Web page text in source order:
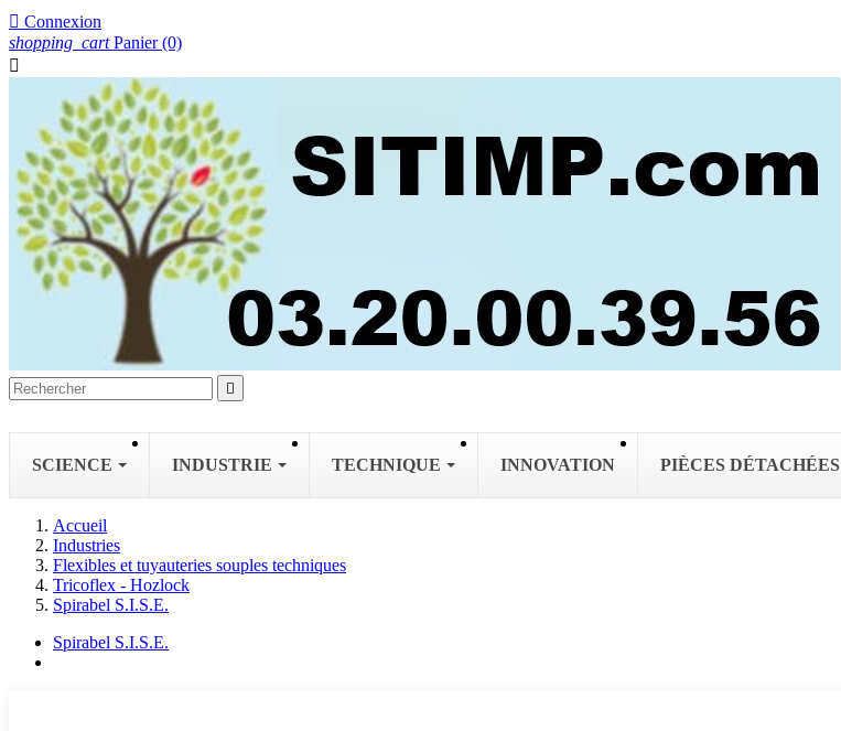
 Connexion
shopping_cart Panier (0)


SCIENCE INDUSTRIE TECHNIQUE INNOVATION PIÈCES DÉTACHÉES
Accueil
Industries
Flexibles et tuyauteries souples techniques
Tricoflex - Hozlock
Spirabel S.I.S.E.
Spirabel S.I.S.E.